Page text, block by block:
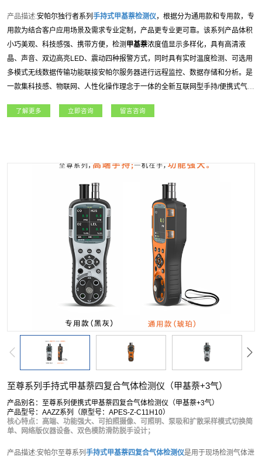
产品描述:安帕尔独行者系列 手持式甲基萘检测仪，根据分为通用款和专用款，专
用款为结合客户应用场景及需求专业定制，产品更专业更可靠。该系列产品体积
小巧美观、科技感强、携带方便，检测 甲基萘浓度值显示多样化，具有高清液
晶、声音、双边高亮LED、震动四种报警方式，同时具有实时温度检测、可选用
多模式无线数据传输功能联接安帕尔服务器进行远程监控、数据存储和分析。是
一款集科技感、物联网、人性化操作理念于一体的全新互联网型手持/便携式气体
工、电力、科研院所、市政工程、矿业、冶金等各行业领域。
了解更多 立即咨询 留言咨询
至尊系列手持式甲基萘四复合气体检测仪（甲基萘+3气）
产品别名：至尊系列便携式甲基萘四复合气体检测仪（甲基萘+3气）
产品型号：AAZZ系列（原型号：APES-Z-C11H10）
核心特点：高端、功能强大、可拍照摄像、可照明、泵吸和扩散采样模式切换简
单、网络版仪器设备、双色模防滑防脱手设计；
产品描述:安帕尔至尊系列 手持式甲基萘四复合气体检测仪是用于现场检测气体泄